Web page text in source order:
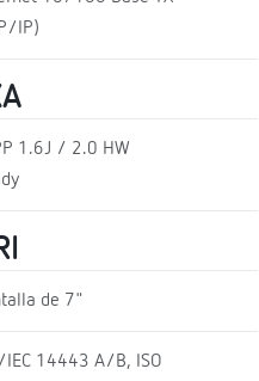
IP)
1.6J / 2.0 HW
de 7"
IEC 14443 A/B, ISO